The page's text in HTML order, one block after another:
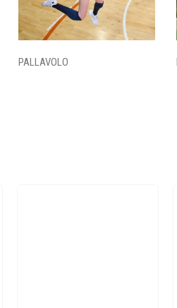
PALLAVOLO